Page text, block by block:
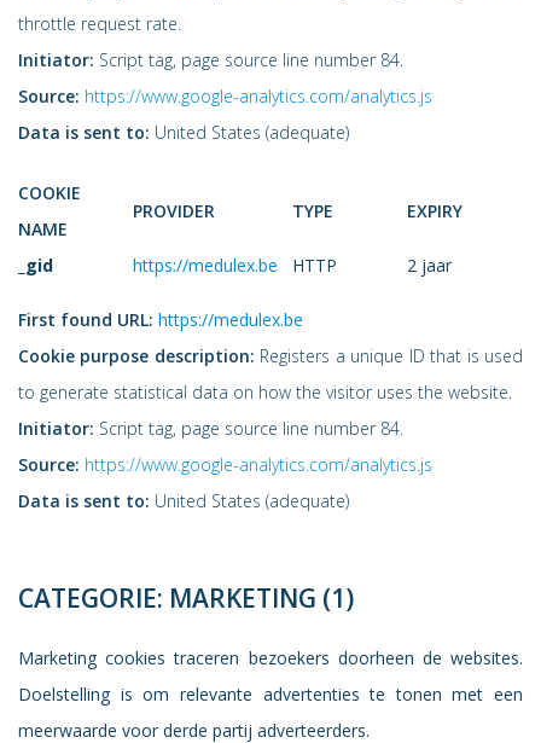
throttle request rate.
Initiator: Script tag, page source line number 84.
Source: https://www.google-analytics.com/analytics.js
Data is sent to: United States (adequate)
COOKIE
NAME
PROVIDER TYPE EXPIRY
_gid https://medulex.be HTTP 2 jaar
First found URL: https://medulex.be
Cookie purpose description: Registers a unique ID that is used
to generate statistical data on how the visitor uses the website.
Initiator: Script tag, page source line number 84.
Source: https://www.google-analytics.com/analytics.js
Data is sent to: United States (adequate)
CATEGORIE: MARKETING (1)
Marketing cookies traceren bezoekers doorheen de websites.
Doelstelling is om relevante advertenties te tonen met een
meerwaarde voor derde partij adverteerders.